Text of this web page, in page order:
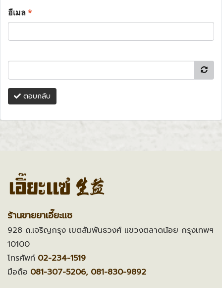
อีเมล*
ตอบกลับ
ร้านขายยาเอี๊ยะแซ
928 ถ.เจริญกรุง เขตสัมพันธวงศ์ แขวงตลาดน้อย กรุงเทพฯ
10100
โทรศัพท์ 02-234-1519
มือถือ 081-307-5206, 081-830-9892